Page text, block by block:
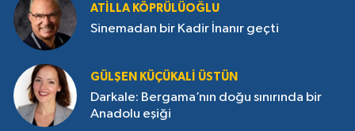
ATILLA KÖPRÜLÜOĞLU
Sinemadan bir Kadir İnanır geçti
GÜLŞEN KÜÇÜKALI ÜSTÜN
Darkale: Bergama’nın doğu sınırında bir
Anadolu eşiği